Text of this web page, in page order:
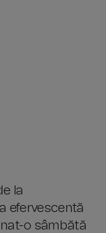
la
efervescentă
o sâmbătă